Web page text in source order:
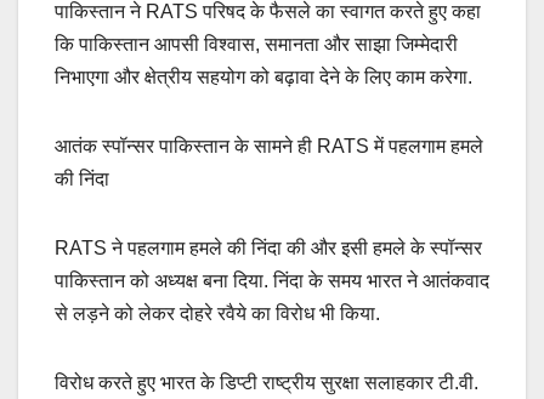
पाकिस्तान ने RATS परिषद के फैसले का स्वागत करते हुए कहा
कि पाकिस्तान आपसी विश्वास, समानता और साझा जिम्मेदारी
निभाएगा और क्षेत्रीय सहयोग को बढ़ावा देने के लिए काम करेगा.
आतंक स्पॉन्सर पाकिस्तान के सामने ही RATS में पहलगाम हमले
की निंदा
RATS ने पहलगाम हमले की निंदा की और इसी हमले के स्पॉन्सर
पाकिस्तान को अध्यक्ष बना दिया. निंदा के समय भारत ने आतंकवाद
से लड़ने को लेकर दोहरे रवैये का विरोध भी किया.
विरोध करते हुए भारत के डिप्टी राष्ट्रीय सुरक्षा सलाहकार टी.वी.